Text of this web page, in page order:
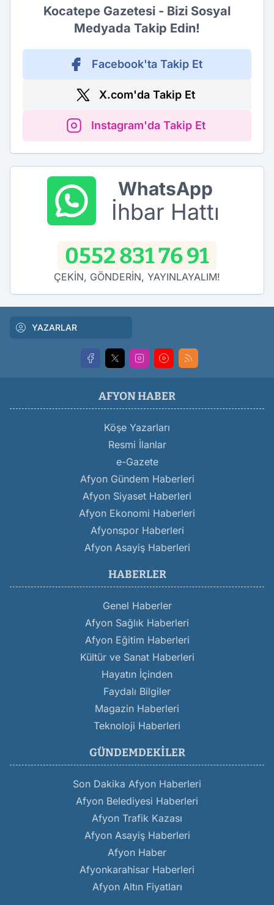
Kocatepe Gazetesi - Bizi Sosyal
Medyada Takip Edin!
Facebook'ta Takip Et
X.com'da Takip Et
Instagram'da Takip Et
WhatsApp
İhbar Hattı
0552 831 76 91
ÇEKİN, GÖNDERİN, YAYINLAYALIM!
YAZARLAR
AFYON HABER
Köşe Yazarları
Resmi İlanlar
e-Gazete
Afyon Gündem Haberleri
Afyon Siyaset Haberleri
Afyon Ekonomi Haberleri
Afyonspor Haberleri
Afyon Asayiş Haberleri
HABERLER
Genel Haberler
Afyon Sağlık Haberleri
Afyon Eğitim Haberleri
Kültür ve Sanat Haberleri
Hayatın İçinden
Faydalı Bilgiler
Magazin Haberleri
Teknoloji Haberleri
GÜNDEMDEKILER
Son Dakika Afyon Haberleri
Afyon Belediyesi Haberleri
Afyon Trafik Kazası
Afyon Asayiş Haberleri
Afyon Haber
Afyonkarahisar Haberleri
Afyon Altın Fiyatları